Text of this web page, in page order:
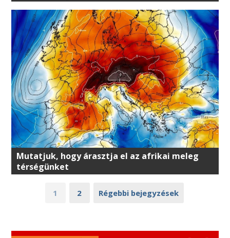
Mutatjuk, hogy árasztja el az afrikai meleg
térségünket
1 2 Régebbi bejegyzések